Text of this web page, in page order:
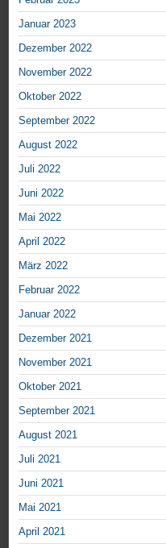
Januar 2023
Dezember 2022
November 2022
Oktober 2022
September 2022
August 2022
Juli 2022
Juni 2022
Mai 2022
April 2022
März 2022
Februar 2022
Januar 2022
Dezember 2021
November 2021
Oktober 2021
September 2021
August 2021
Juli 2021
Juni 2021
Mai 2021
April 2021